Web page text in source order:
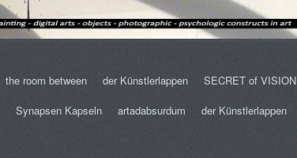
the room between der Künstlerlappen SECRET of VISION
Synapsen Kapseln artadabsurdum der Künstlerlappen